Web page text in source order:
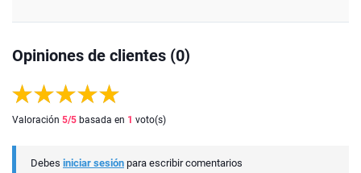
Opiniones de clientes (0)
Valoración 5/5 basada en 1 voto(s)
Debes iniciar sesión para escribir comentarios